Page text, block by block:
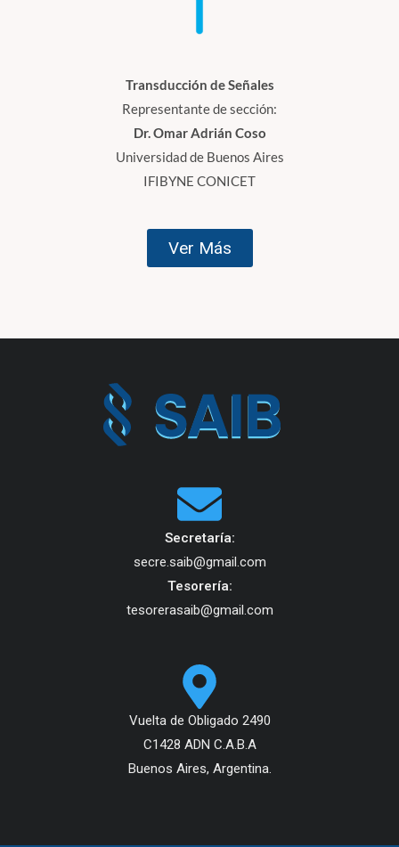
Transducción de Señales
Representante de sección:
Dr. Omar Adrián Coso
Universidad de Buenos Aires
IFIBYNE CONICET
Ver Más
Secretaría:
secre.saib@gmail.com
Tesorería:
tesorerasaib@gmail.com
Vuelta de Obligado 2490
C1428 ADN C.A.B.A
Buenos Aires, Argentina.